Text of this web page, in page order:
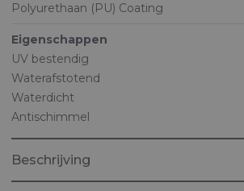
Polyurethaan (PU) Coating
Eigenschappen
UV bestendig
Waterafstotend
Waterdicht
Antischimmel
Beschrijving